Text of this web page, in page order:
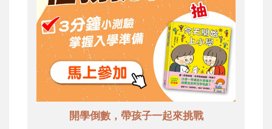
開學倒數，帶孩子一起來挑戰